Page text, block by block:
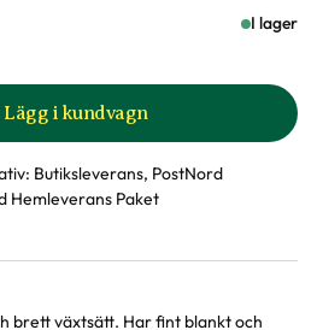
I lager
Lägg i kundvagn
Butiksleverans, PostNord
Hemleverans Paket
brett växtsätt. Har fint blankt och